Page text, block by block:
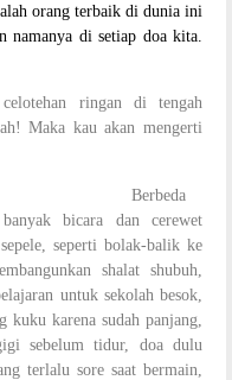
orang terbaik di dunia ini
namanya di setiap doa kita.
ringan di tengah
Maka kau akan mengerti
Berbeda
bicara dan cerewet
seperti bolak-balik ke
shalat shubuh,
untuk sekolah besok,
karena sudah panjang,
sebelum tidur, doa dulu
terlalu sore saat bermain,